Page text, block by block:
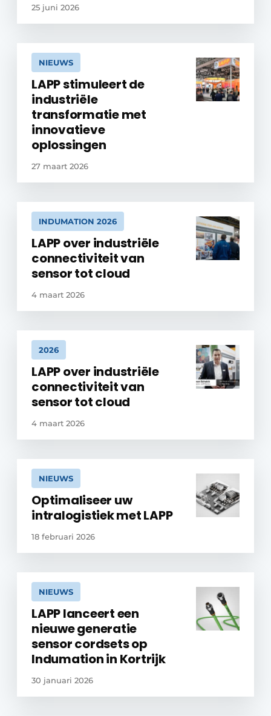
25 juni 2026
NIEUWS
LAPP stimuleert de
industriële
transformatie met
innovatieve
oplossingen
27 maart 2026
INDUMATION 2026
LAPP over industriële
connectiviteit van
sensor tot cloud
4 maart 2026
2026
LAPP over industriële
connectiviteit van
sensor tot cloud
4 maart 2026
NIEUWS
Optimaliseer uw
intralogistiek met LAPP
18 februari 2026
NIEUWS
LAPP lanceert een
nieuwe generatie
sensor cordsets op
Indumation in Kortrijk
30 januari 2026